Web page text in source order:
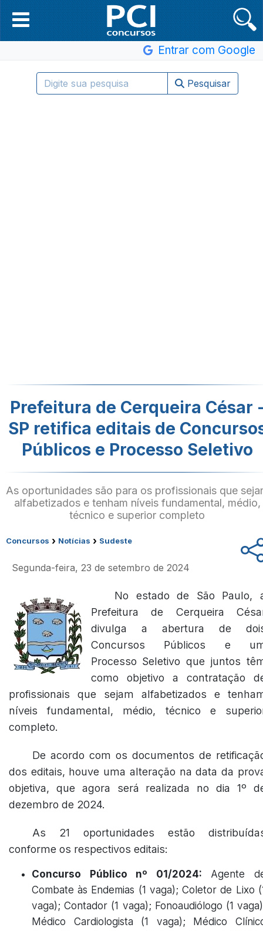
Entrar com Google
Pesquisar
Prefeitura de Cerqueira César
SP retifica editais de
Públicos e Processo Seletivo
As oportunidades são para os profissionais que
alfabetizados e tenham níveis fundamental, médio,
técnico e superior completo
Concursos › Notícias › Sudeste
Segunda-feira, 23 de setembro de 2024
No estado de São Paulo,
Prefeitura de Cerqueira
divulga a abertura de
Concursos Públicos e
Processo Seletivo que juntos
como objetivo a contratação
profissionais que sejam alfabetizados e
níveis fundamental, médio, técnico e
completo.
De acordo com os documentos de
dos editais, houve uma alteração na data da
objetiva, que agora será realizada no dia 1º
dezembro de 2024.
As 21 oportunidades estão
conforme os respectivos editais:
Concurso Público nº 01/2024: Agente
Combate às Endemias (1 vaga); Coletor de Lixo
vaga); Contador (1 vaga); Fonoaudiólogo (1
Médico Cardiologista (1 vaga); Médico